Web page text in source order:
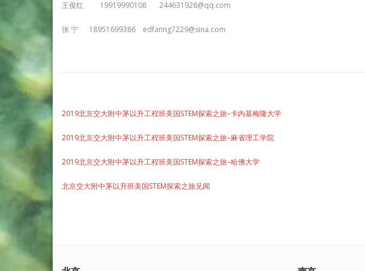
王俊红 19919990108 244631928@qq.com
张 宁 18951699386 edfanng7229@sina.com
2019北京交大附中茅以升工程班美国STEM探索之旅–卡内基梅隆大学
2019北京交大附中茅以升工程班美国STEM探索之旅–麻省理工学院
2019北京交大附中茅以升工程班美国STEM探索之旅–哈佛大学
北京交大附中茅以升班美国STEM探索之旅见闻